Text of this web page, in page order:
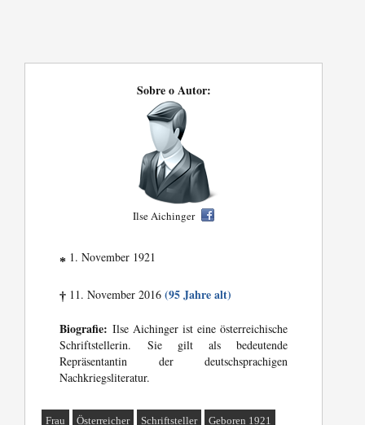
Sobre o Autor:
Ilse Aichinger
* 1. November 1921
† 11. November 2016(95 Jahre alt)
Biografie: Ilse Aichinger ist eine österreichische
Schriftstellerin. Sie gilt als bedeutende
Repräsentantin der deutschsprachigen
Nachkriegsliteratur.
Frau Österreicher Schriftsteller Geboren 1921